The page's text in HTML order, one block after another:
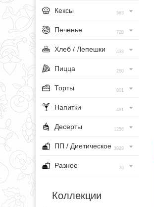
Кексы 563
Печенье 728
Хлеб / Лепешки 433
Пицца 260
Торты 801
Напитки 491
Десерты 1256
ПП / Диетическое 3929
Разное 76
Коллекции